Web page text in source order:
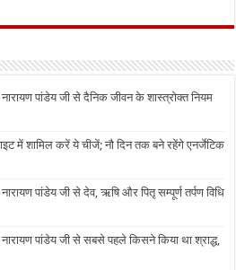
पांडेय जी से दैनिक जीवन के शास्त्रोक्त नियम
में शामिल करें ये चीजें; नौ दिन तक बने रहेंगे एनर्जेटिक
पांडेय जी से देव, ऋषि और पितृ सम्पूर्ण तर्पण विधि
पांडेय जी से सबसे पहले किसने किया था श्राद्ध,